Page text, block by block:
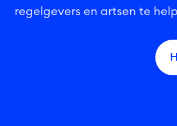
regelgevers en artsen te